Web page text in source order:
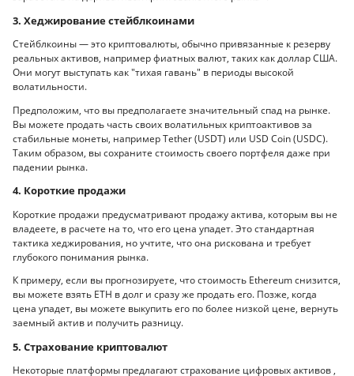
3. Хеджирование стейблкоинами
Стейблкоины — это криптовалюты, обычно привязанные к резерву
реальных активов, например фиатных валют, таких как доллар США.
Они могут выступать как "тихая гавань" в периоды высокой
волатильности.
Предположим, что вы предполагаете значительный спад на рынке.
Вы можете продать часть своих волатильных криптоактивов за
стабильные монеты, например Tether (USDT) или USD Coin (USDC).
Таким образом, вы сохраните стоимость своего портфеля даже при
падении рынка.
4. Короткие продажи
Короткие продажи предусматривают продажу актива, которым вы не
владеете, в расчете на то, что его цена упадет. Это стандартная
тактика хеджирования, но учтите, что она рискована и требует
глубокого понимания рынка.
К примеру, если вы прогнозируете, что стоимость Ethereum снизится,
вы можете взять ETH в долг и сразу же продать его. Позже, когда
цена упадет, вы можете выкупить его по более низкой цене, вернуть
заемный актив и получить разницу.
5. Страхование криптовалют
Некоторые платформы предлагают страхование цифровых активов ,